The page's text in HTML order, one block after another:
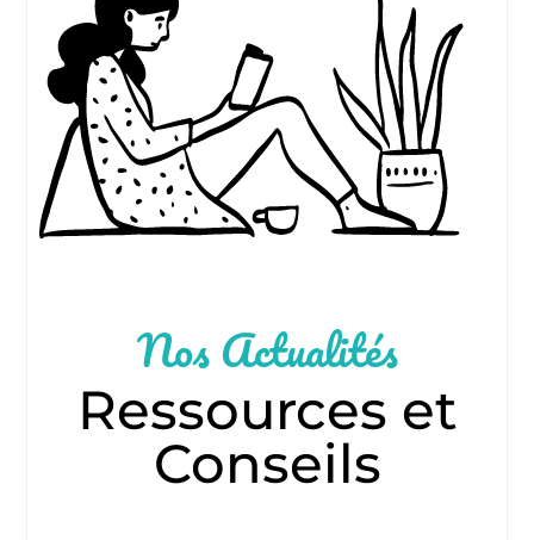
Nos Actualités
Ressources et
Conseils